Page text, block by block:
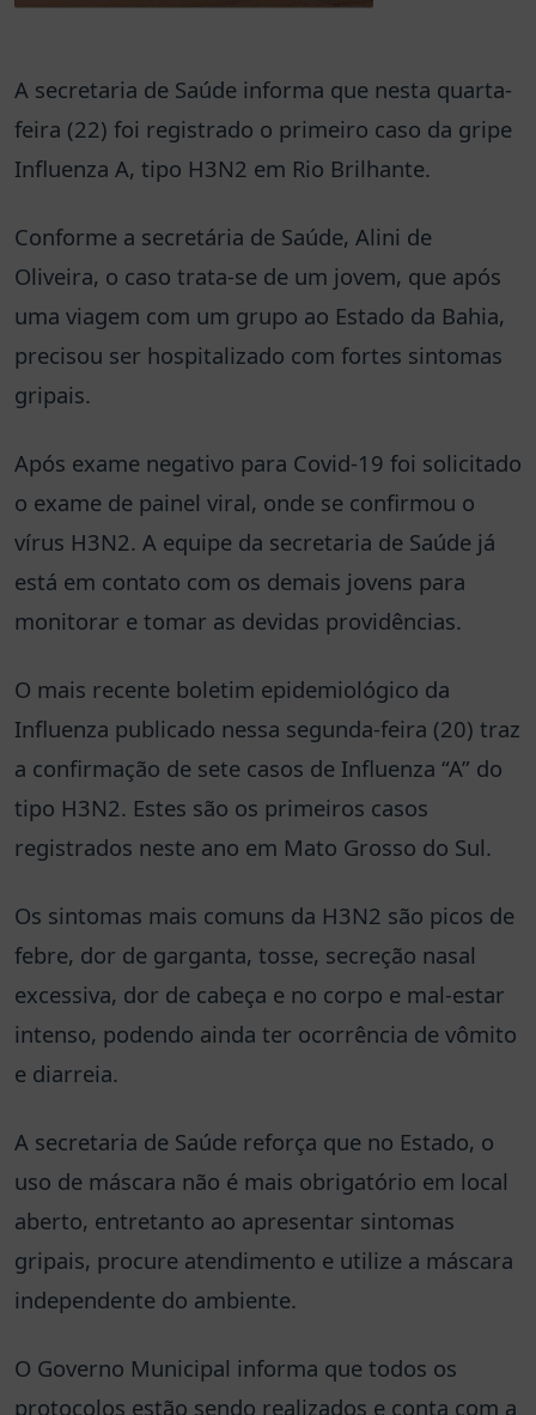
A secretaria de Saúde informa que nesta quarta-
feira (22) foi registrado o primeiro caso da gripe
Influenza A, tipo H3N2 em Rio Brilhante.
Conforme a secretária de Saúde, Alini de
Oliveira, o caso trata-se de um jovem, que após
uma viagem com um grupo ao Estado da Bahia,
precisou ser hospitalizado com fortes sintomas
gripais.
Após exame negativo para Covid-19 foi solicitado
o exame de painel viral, onde se confirmou o
vírus H3N2. A equipe da secretaria de Saúde já
está em contato com os demais jovens para
monitorar e tomar as devidas providências.
O mais recente boletim epidemiológico da
Influenza publicado nessa segunda-feira (20) traz
a confirmação de sete casos de Influenza “A” do
tipo H3N2. Estes são os primeiros casos
registrados neste ano em Mato Grosso do Sul.
Os sintomas mais comuns da H3N2 são picos de
febre, dor de garganta, tosse, secreção nasal
excessiva, dor de cabeça e no corpo e mal-estar
intenso, podendo ainda ter ocorrência de vômito
e diarreia.
A secretaria de Saúde reforça que no Estado, o
uso de máscara não é mais obrigatório em local
aberto, entretanto ao apresentar sintomas
gripais, procure atendimento e utilize a máscara
independente do ambiente.
O Governo Municipal informa que todos os
protocolos estão sendo realizados e conta com a